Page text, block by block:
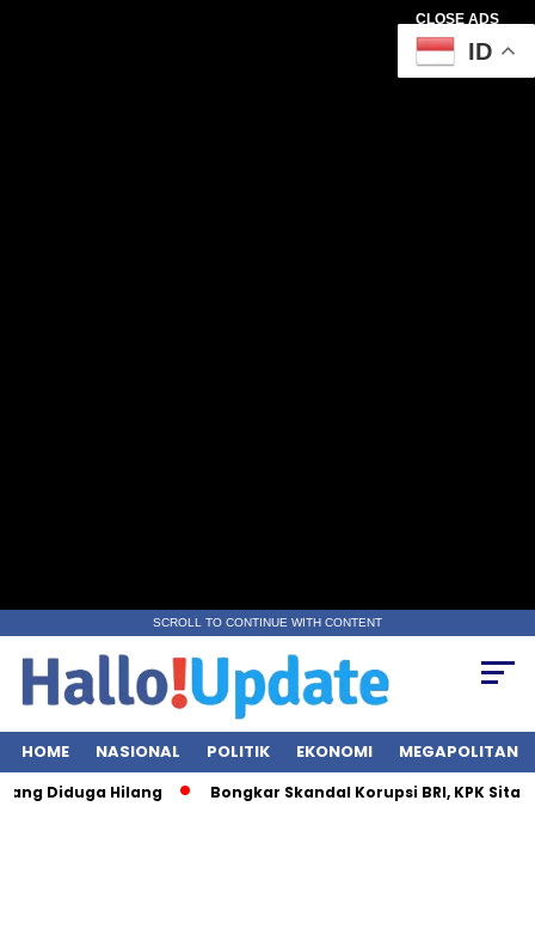
CLOSE ADS
SCROLL TO CONTINUE WITH CONTENT
HOME NASIONAL POLITIK EKONOMI MEGAPOLITAN
Hilang Bongkar Skandal Korupsi BRI, KPK Sita Rp28
ID